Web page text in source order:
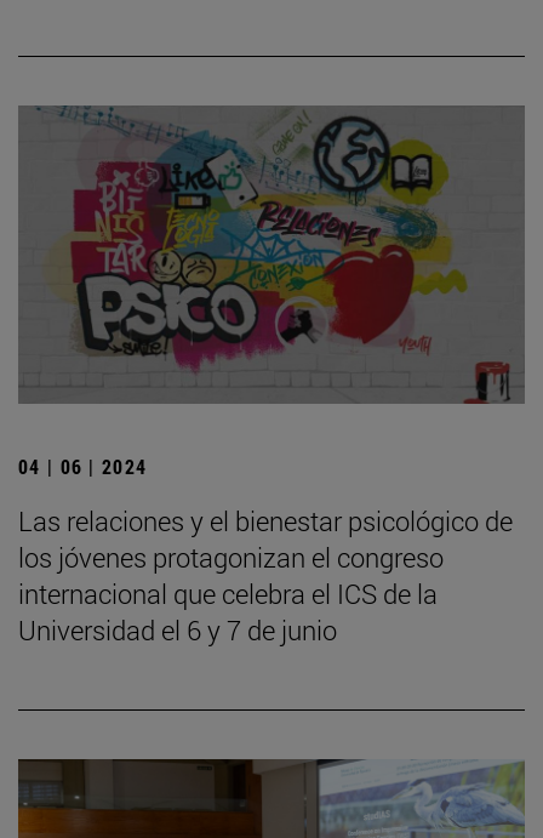
04 | 06 | 2024
Las relaciones y el bienestar psicológico de
los jóvenes protagonizan el congreso
internacional que celebra el ICS de la
Universidad el 6 y 7 de junio